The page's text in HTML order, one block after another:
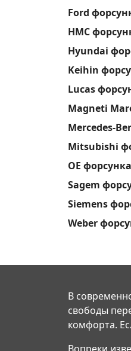
Ford
HMC
Hyundai
Keihin
Lucas
Magneti
Mercedes-
Mitsubishi
OE форсунка
Sagem
Siemens
Weber
В
свободы
комфорта.